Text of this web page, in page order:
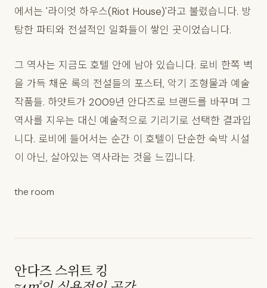
에서는 '라이엇 하우스(Riot House)'라고 불렸습니다. 방
탕한 파티와 전설적인 일화들이 쌓인 곳이었습니다.
그 역사는 지금도 호텔 안에 남아 있습니다. 로비 한쪽 벽
을 가득 채운 록의 전설들의 포스터, 악기 조형물과 예술
작품들. 하얏트가 2009년 안다즈로 브랜드를 바꾸며 그
역사를 지우는 대신 예술적으로 기리기로 선택한 결과입
니다. 로비에 들어서는 순간 이 호텔이 단순한 숙박 시설
이 아닌, 살아있는 역사라는 것을 느낍니다.
the room
안다즈 스위트 킹